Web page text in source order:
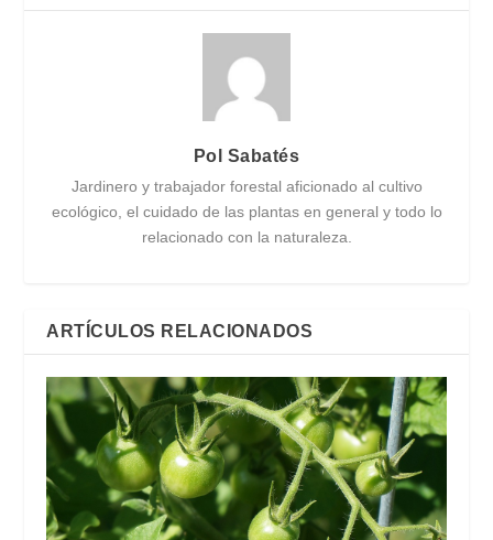
Pol Sabatés
Jardinero y trabajador forestal aficionado al cultivo
ecológico, el cuidado de las plantas en general y todo lo
relacionado con la naturaleza.
ARTÍCULOS RELACIONADOS